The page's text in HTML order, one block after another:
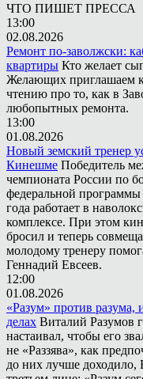
ЧТО ПИШЕТ ПРЕССА
13:00
02.08.2026
Ремонт по-заволжски:
квартиры Кто желает
Желающих приглашаем
чтению про то, как в
любопытных ремонта.
13:00
01.08.2026
Новый земский тренер
Кинешме Победитель
чемпионата России по
федеральной
года работает в
комплексе. При этом
бросил и теперь
молодому тренеру
Геннадий Евсеев.
12:00
01.08.2026
«Разум» против разума,
делах Виталий Разумов
настаивал, чтобы его
не «Раззява», как
до них лучше доходило,